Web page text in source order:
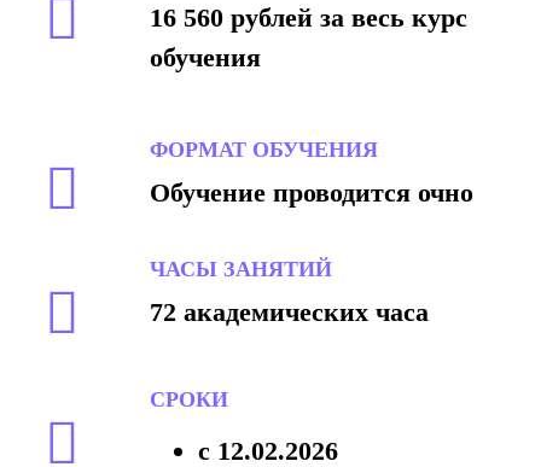
16 560 рублей за весь курс
обучения
ФОРМАТ ОБУЧЕНИЯ
Обучение проводится очно
ЧАСЫ ЗАНЯТИЙ
72 академических часа
СРОКИ
с 12.02.2026